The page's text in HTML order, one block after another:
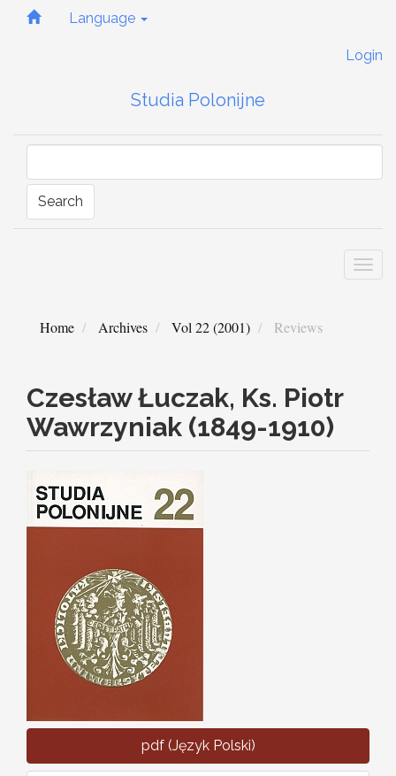
Quick
Main
Sidebar
Language
Login
Studia Polonijne
Search
Home Archives Vol 22 (2001) Reviews
Czesław Łuczak, Ks. Piotr
Wawrzyniak (1849-1910)
Article
Sidebar
pdf (Język Polski)